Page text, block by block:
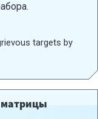
targets by